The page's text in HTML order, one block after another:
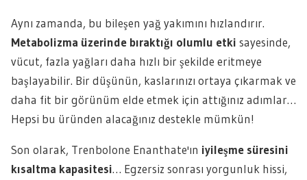
Aynı zamanda, bu bileşen yağ yakımını hızlandırır.
Metabolizma üzerinde bıraktığı olumlu etki sayesinde,
vücut, fazla yağları daha hızlı bir şekilde eritmeye
başlayabilir. Bir düşünün, kaslarınızı ortaya çıkarmak ve
daha fit bir görünüm elde etmek için attığınız adımlar…
Hepsi bu üründen alacağınız destekle mümkün!
Son olarak, Trenbolone Enanthate'ın iyileşme süresini
kısaltma kapasitesi… Egzersiz sonrası yorgunluk hissi,